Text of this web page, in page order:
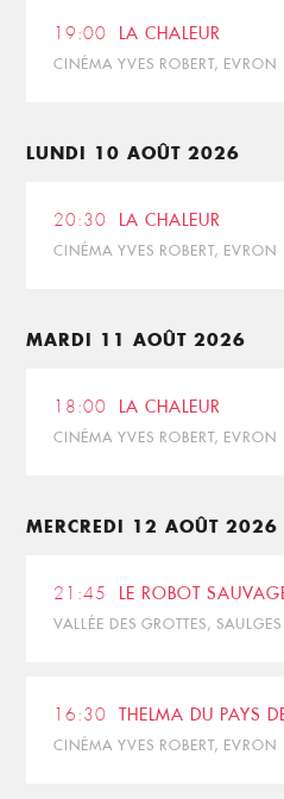
19:00 LA CHALEUR
CINÉMA YVES ROBERT, EVRON
LUNDI 10 AOÛT 2026
20:30 LA CHALEUR
CINÉMA YVES ROBERT, EVRON
MARDI 11 AOÛT 2026
18:00 LA CHALEUR
CINÉMA YVES ROBERT, EVRON
MERCREDI 12 AOÛT 2026
21:45 LE ROBOT
VALLÉE DES GROTTES, SAULGES
16:30 THELMA DU PAYS
CINÉMA YVES ROBERT, EVRON